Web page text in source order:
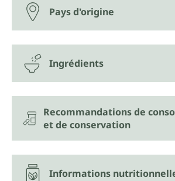
Pays d'origine
Ingrédients
Recommandations de
et de conservation
Informations